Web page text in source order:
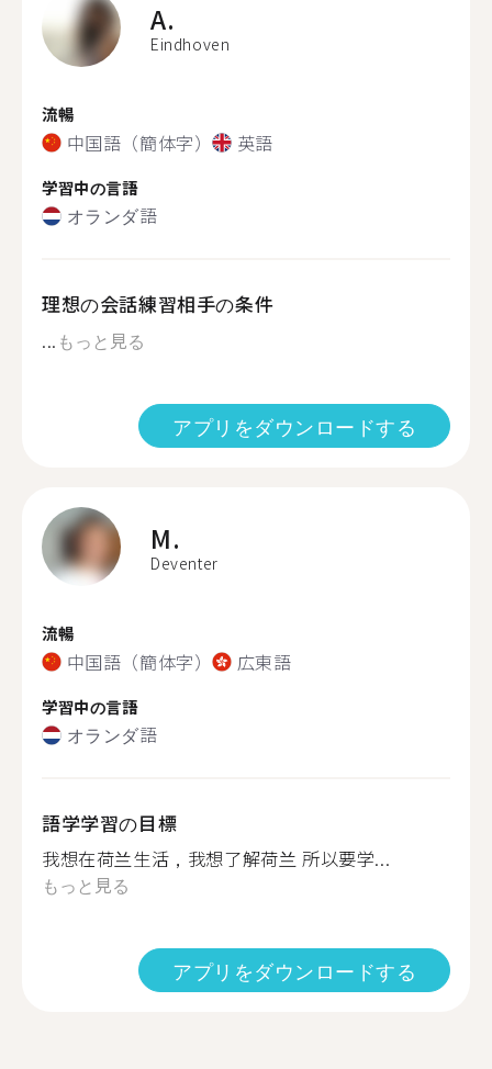
A.
Eindhoven
流暢
中国語（簡体字） 英語
学習中の言語
オランダ語
理想の会話練習相手の条件
... もっと見る
アプリをダウンロードする
M.
Deventer
流暢
中国語（簡体字） 広東語
学習中の言語
オランダ語
語学学習の目標
我想在荷兰生活，我想了解荷兰 所以要学...
もっと見る
アプリをダウンロードする